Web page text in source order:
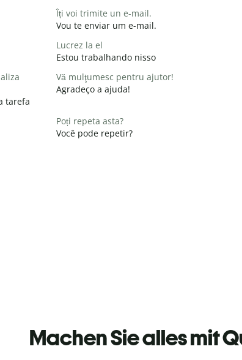
Îți voi trimite un e-mail.
Vou te enviar um e-mail.
Lucrez la el
Estou trabalhando nisso
tarefa
Vă mulţumesc pentru ajutor!
Agradeço a ajuda!
Poți repeta asta?
Você pode repetir?
Machen Sie alles mit